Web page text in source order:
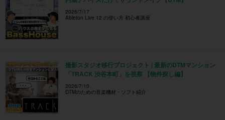
2026/7/17
Ableton Live 12 の使い方 初心者講座
撮影スタジオ移行プロジェクト | 最新のDTMマンション
「TRACK 渋谷本町」を視察 【物件探し編】
2026/7/10
DTMのための音楽機材・ソフト紹介